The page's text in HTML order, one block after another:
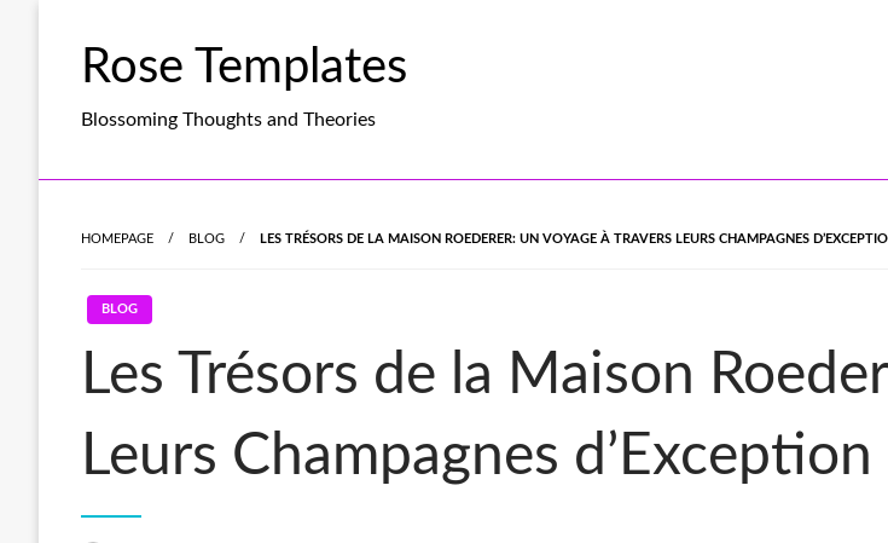
Rose Templates
Blossoming Thoughts and Theories
HOMEPAGE BLOG LES TRÉSORS DE LA MAISON ROEDERER: UN VOYAGE À TRAVERS LEURS CHAMPAGNES
BLOG
Les Trésors de la Maison
Leurs Champagnes d’Exception